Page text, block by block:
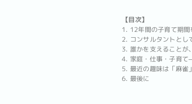
【目次】
1. 12年間の子育て期
2. コンサルタントとし
3. 誰かを支えることが
4. 家庭・仕事・子育
5. 最近の趣味は「麻雀」
6. 最後に